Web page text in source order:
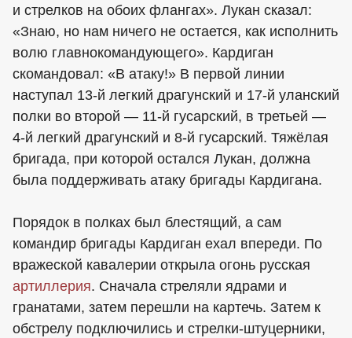
и стрелков на обоих флангах». Лукан сказал:
«Знаю, но нам ничего не остается, как исполнить
волю главнокомандующего». Кардиган
скомандовал: «В атаку!» В первой линии
наступал 13-й легкий драгунский и 17-й уланский
полки во второй — 11-й гусарский, в третьей —
4-й легкий драгунский и 8-й гусарский. Тяжёлая
бригада, при которой остался Лукан, должна
была поддерживать атаку бригады Кардигана.
Порядок в полках был блестящий, а сам
командир бригады Кардиган ехал впереди. По
вражеской кавалерии открыла огонь русская
артиллерия. Сначала стреляли ядрами и
гранатами, затем перешли на картечь. Затем к
обстрелу подключились и стрелки-штуцерники,